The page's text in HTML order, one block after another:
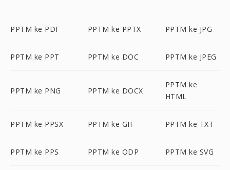
PPTM ke PDF PPTM ke PPTX PPTM ke JPG
PPTM ke PPT PPTM ke DOC PPTM ke JPEG
PPTM ke PNG PPTM ke DOCX
PPTM ke
HTML
PPTM ke PPSX PPTM ke GIF PPTM ke TXT
PPTM ke PPS PPTM ke ODP PPTM ke SVG